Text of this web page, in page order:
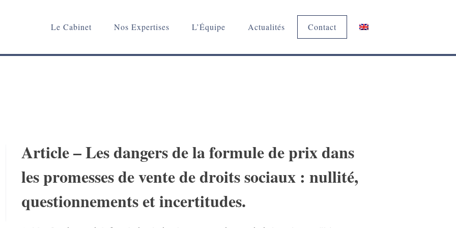
Le Cabinet Nos Expertises L’Équipe Actualités Contact
Article – Les dangers de la formule de prix dans
les promesses de vente de droits sociaux : nullité,
questionnements et incertitudes.